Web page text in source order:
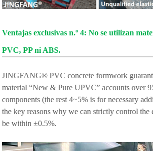
Ventajas exclusivas n.º 4: No se utilizan
PVC, PP ni ABS.
JINGFANG® PVC concrete formwork
material “New & Pure UPVC” accounts over
components (the rest 4~5% is for necessary
the key reasons why we can strictly control the
be within ±0.5%.